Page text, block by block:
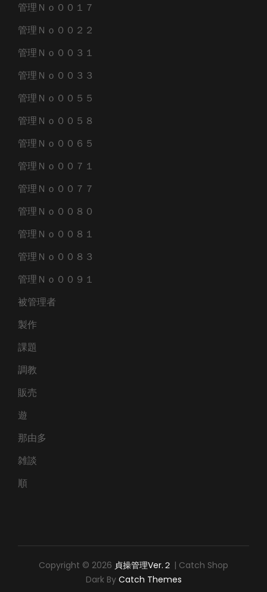
管理Ｎｏ００１７
管理Ｎｏ００２２
管理Ｎｏ００３１
管理Ｎｏ００３３
管理Ｎｏ００５５
管理Ｎｏ００５８
管理Ｎｏ００６５
管理Ｎｏ００７１
管理Ｎｏ００７７
管理Ｎｏ００８０
管理Ｎｏ００８１
管理Ｎｏ００８３
管理Ｎｏ００９１
被管理者
製作
課題
調教
販売
遊
那由多
雑談
順
Copyright © 2026 貞操管理Ver.２ | Catch Shop
Dark By Catch Themes